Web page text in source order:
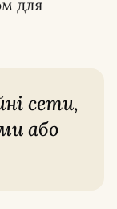
для
сети,
або